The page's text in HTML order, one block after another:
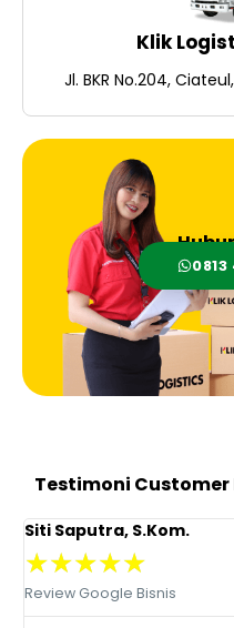
Klik
Jl. BKR No.204,
0813
Testimoni
Siti Saputra, S.Kom.
★★★★★
Review Google Bisnis